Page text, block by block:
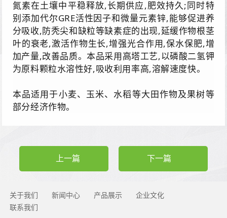
氮素在土壤中平稳释放,长期供应,肥效持久;同时特
别添加代尔GRE活性因子和微量元素锌,能够促进养
分吸收,防秃尖和缺粒等缺素症的出现,延缓作物根茎
叶的衰老,激活作物生长,增强光合作用,保水保肥,增
加产量,改善品质。本品采用高塔工艺,以磷酸二氢钾
为原料颗粒水溶性好,吸收利用率高,溶解速度快。
本品适用于小麦、玉米、水稻等大田作物及果树等
部分经济作物。
上一篇 下一篇
关于我们 新闻中心 产品展示
企业文化
联系我们